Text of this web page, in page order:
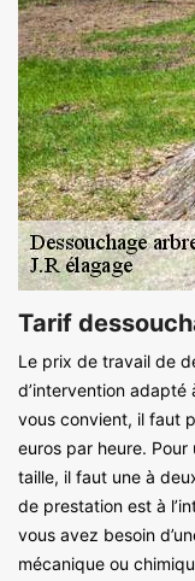
Tarif
Le prix de travail de
d’intervention adapté
vous convient, il faut
euros par heure. Pour
taille, il faut une à
de prestation est à
vous avez besoin
mécanique ou